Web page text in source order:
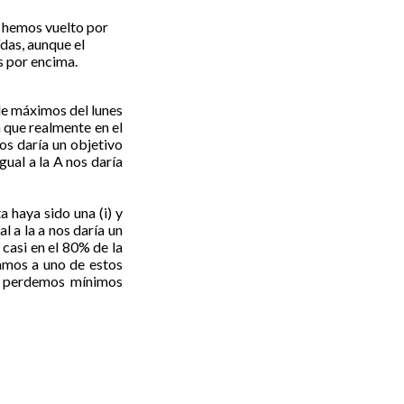
vuelto por
aunque el
por encima.
máximos del lunes
realmente en el
daría un objetivo
a la A nos daría
haya sido una (i) y
a la a nos daría un
en el 80% de la
a uno de estos
mínimos